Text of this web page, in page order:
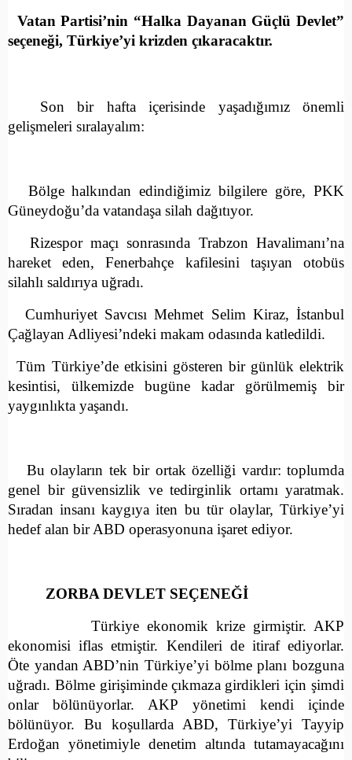
Vatan Partisi’nin “Halka Dayanan Güçlü Devlet”
seçeneği, Türkiye’yi krizden çıkaracaktır.
Son bir hafta içerisinde yaşadığımız önemli
gelişmeleri sıralayalım:
Bölge halkından edindiğimiz bilgilere göre, PKK
Güneydoğu’da vatandaşa silah dağıtıyor.
Rizespor maçı sonrasında Trabzon Havalimanı’na
hareket eden, Fenerbahçe kafilesini taşıyan otobüs
silahlı saldırıya uğradı.
Cumhuriyet Savcısı Mehmet Selim Kiraz, İstanbul
Çağlayan Adliyesi’ndeki makam odasında katledildi.
Tüm Türkiye’de etkisini gösteren bir günlük elektrik
kesintisi, ülkemizde bugüne kadar görülmemiş bir
yaygınlıkta yaşandı.
Bu olayların tek bir ortak özelliği vardır: toplumda
genel bir güvensizlik ve tedirginlik ortamı yaratmak.
Sıradan insanı kaygıya iten bu tür olaylar, Türkiye’yi
hedef alan bir ABD operasyonuna işaret ediyor.
ZORBA DEVLET SEÇENEĞİ
Türkiye ekonomik krize girmiştir. AKP
ekonomisi iflas etmiştir. Kendileri de itiraf ediyorlar.
Öte yandan ABD’nin Türkiye’yi bölme planı bozguna
uğradı. Bölme girişiminde çıkmaza girdikleri için şimdi
onlar bölünüyorlar. AKP yönetimi kendi içinde
bölünüyor. Bu koşullarda ABD, Türkiye’yi Tayyip
Erdoğan yönetimiyle denetim altında tutamayacağını